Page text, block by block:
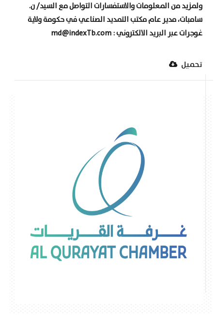
ولمزيد من المعلومات والاستفسارات التواصل مع السيد/ ن.
سامبات، مدير عام مكتب التمديد الصناعي في حكومة ولاية
غوجرات عبر البريد الالكتروني : md@indexTb.com
تحميل